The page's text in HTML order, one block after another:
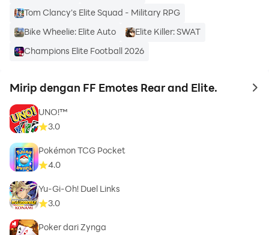
Tom Clancy's Elite Squad - Military RPG
Bike Wheelie: Elite Auto
Elite Killer: SWAT
Champions Elite Football 2026
Mirip dengan FF Emotes Rear and Elite. to
UNO!™
3.0
Pokémon TCG Pocket
4.0
Yu-Gi-Oh! Duel Links
3.0
Poker dari Zynga